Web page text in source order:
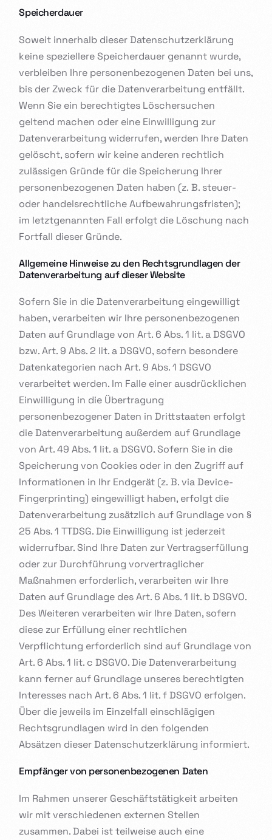
Speicherdauer
Soweit innerhalb dieser Datenschutzerklärung
keine speziellere Speicherdauer genannt wurde,
verbleiben Ihre personenbezogenen Daten bei uns,
bis der Zweck für die Datenverarbeitung entfällt.
Wenn Sie ein berechtigtes Löschersuchen
geltend machen oder eine Einwilligung zur
Datenverarbeitung widerrufen, werden Ihre Daten
gelöscht, sofern wir keine anderen rechtlich
zulässigen Gründe für die Speicherung Ihrer
personenbezogenen Daten haben (z. B. steuer-
oder handelsrechtliche Aufbewahrungsfristen);
im letztgenannten Fall erfolgt die Löschung nach
Fortfall dieser Gründe.
Allgemeine Hinweise zu den Rechtsgrundlagen der
Datenverarbeitung auf dieser Website
Sofern Sie in die Datenverarbeitung eingewilligt
haben, verarbeiten wir Ihre personenbezogenen
Daten auf Grundlage von Art. 6 Abs. 1 lit. a DSGVO
bzw. Art. 9 Abs. 2 lit. a DSGVO, sofern besondere
Datenkategorien nach Art. 9 Abs. 1 DSGVO
verarbeitet werden. Im Falle einer ausdrücklichen
Einwilligung in die Übertragung
personenbezogener Daten in Drittstaaten erfolgt
die Datenverarbeitung außerdem auf Grundlage
von Art. 49 Abs. 1 lit. a DSGVO. Sofern Sie in die
Speicherung von Cookies oder in den Zugriff auf
Informationen in Ihr Endgerät (z. B. via Device-
Fingerprinting) eingewilligt haben, erfolgt die
Datenverarbeitung zusätzlich auf Grundlage von §
25 Abs. 1 TTDSG. Die Einwilligung ist jederzeit
widerrufbar. Sind Ihre Daten zur Vertragserfüllung
oder zur Durchführung vorvertraglicher
Maßnahmen erforderlich, verarbeiten wir Ihre
Daten auf Grundlage des Art. 6 Abs. 1 lit. b DSGVO.
Des Weiteren verarbeiten wir Ihre Daten, sofern
diese zur Erfüllung einer rechtlichen
Verpflichtung erforderlich sind auf Grundlage von
Art. 6 Abs. 1 lit. c DSGVO. Die Datenverarbeitung
kann ferner auf Grundlage unseres berechtigten
Interesses nach Art. 6 Abs. 1 lit. f DSGVO erfolgen.
Über die jeweils im Einzelfall einschlägigen
Rechtsgrundlagen wird in den folgenden
Absätzen dieser Datenschutzerklärung informiert.
Empfänger von personenbezogenen Daten
Im Rahmen unserer Geschäftstätigkeit arbeiten
wir mit verschiedenen externen Stellen
zusammen. Dabei ist teilweise auch eine